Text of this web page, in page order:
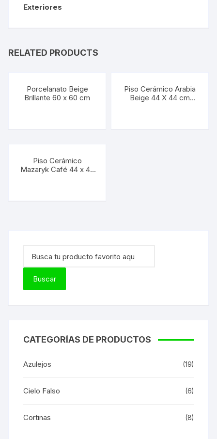
Exteriores
RELATED PRODUCTS
Porcelanato Beige
Brillante 60 x 60 cm
Piso Cerámico Arabia
Beige 44 X 44 cm
Piso Cerámico
Mazaryk Café 44 x 44
CATEGORÍAS DE PRODUCTOS
Azulejos (19)
Cielo Falso (6)
Cortinas (8)